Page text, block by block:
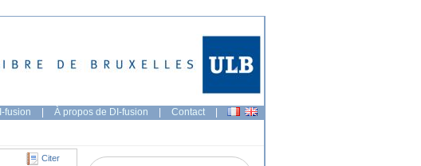
fusion | À propos de DI-fusion | Contact |
Citer